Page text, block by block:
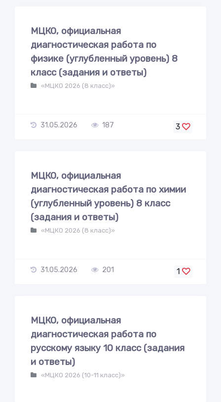
МЦКО, официальная
диагностическая работа по
физике (углубленный уровень) 8
класс (задания и ответы)
«МЦКО 2026 (8 класс)»
31.05.2026 187 3
МЦКО, официальная
диагностическая работа по химии
(углубленный уровень) 8 класс
(задания и ответы)
«МЦКО 2026 (8 класс)»
31.05.2026 201 1
МЦКО, официальная
диагностическая работа по
русскому языку 10 класс (задания
и ответы)
«МЦКО 2026 (10-11 класс)»